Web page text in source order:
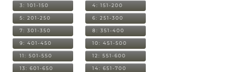
3: 101-150 4: 151-200
5: 201-250 6: 251-300
7: 301-350 8: 351-400
9: 401-450 10: 451-500
11: 501-550 12: 551-600
13: 601-650 14: 651-700